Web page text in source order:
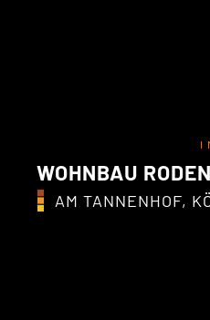
WOHNBAU
AM TANNENHOF,